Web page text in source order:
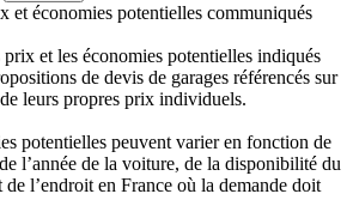
et économies potentielles communiqués
et les économies potentielles indiqués
de devis de garages référencés sur
leurs propres prix individuels.
potentielles peuvent varier en fonction de
l’année de la voiture, de la disponibilité du
de l’endroit en France où la demande doit